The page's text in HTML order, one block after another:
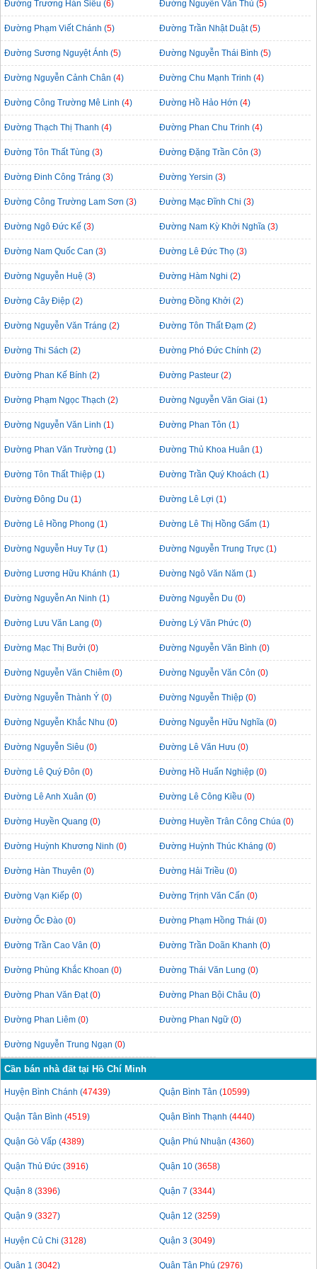
Đường Trương Hán Siêu (6) Đường Nguyễn Văn Thủ (5)
Đường Phạm Viết Chánh (5) Đường Trần Nhật Duật (5)
Đường Sương Nguyệt Ánh (5) Đường Nguyễn Thái Bình (5)
Đường Nguyễn Cảnh Chân (4) Đường Chu Mạnh Trinh (4)
Đường Công Trường Mê Linh (4) Đường Hồ Hảo Hớn (4)
Đường Thạch Thị Thanh (4) Đường Phan Chu Trinh (4)
Đường Tôn Thất Tùng (3) Đường Đặng Trần Côn (3)
Đường Đinh Công Tráng (3) Đường Yersin (3)
Đường Công Trường Lam Sơn (3) Đường Mạc Đĩnh Chi (3)
Đường Ngô Đức Kế (3) Đường Nam Kỳ Khởi Nghĩa (3)
Đường Nam Quốc Can (3) Đường Lê Đức Thọ (3)
Đường Nguyễn Huệ (3) Đường Hàm Nghi (2)
Đường Cây Điệp (2) Đường Đồng Khởi (2)
Đường Nguyễn Văn Tráng (2) Đường Tôn Thất Đạm (2)
Đường Thi Sách (2) Đường Phó Đức Chính (2)
Đường Phan Kế Bính (2) Đường Pasteur (2)
Đường Phạm Ngọc Thạch (2) Đường Nguyễn Văn Giai (1)
Đường Nguyễn Văn Linh (1) Đường Phan Tôn (1)
Đường Phan Văn Trường (1) Đường Thủ Khoa Huân (1)
Đường Tôn Thất Thiệp (1) Đường Trần Quý Khoách (1)
Đường Đông Du (1) Đường Lê Lợi (1)
Đường Lê Hồng Phong (1) Đường Lê Thị Hồng Gấm (1)
Đường Nguyễn Huy Tự (1) Đường Nguyễn Trung Trực (1)
Đường Lương Hữu Khánh (1) Đường Ngô Văn Năm (1)
Đường Nguyễn An Ninh (1) Đường Nguyễn Du (0)
Đường Lưu Văn Lang (0) Đường Lý Văn Phức (0)
Đường Mạc Thị Bưởi (0) Đường Nguyễn Văn Bình (0)
Đường Nguyễn Văn Chiêm (0) Đường Nguyễn Văn Côn (0)
Đường Nguyễn Thành Ý (0) Đường Nguyễn Thiệp (0)
Đường Nguyễn Khắc Nhu (0) Đường Nguyễn Hữu Nghĩa (0)
Đường Nguyễn Siêu (0) Đường Lê Văn Hưu (0)
Đường Lê Quý Đôn (0) Đường Hồ Huấn Nghiệp (0)
Đường Lê Anh Xuân (0) Đường Lê Công Kiều (0)
Đường Huyền Quang (0) Đường Huyền Trân Công Chúa (0)
Đường Huỳnh Khương Ninh (0) Đường Huỳnh Thúc Kháng (0)
Đường Hàn Thuyên (0) Đường Hải Triều (0)
Đường Vạn Kiếp (0) Đường Trịnh Văn Cấn (0)
Đường Ốc Đào (0) Đường Phạm Hồng Thái (0)
Đường Trần Cao Vân (0) Đường Trần Doãn Khanh (0)
Đường Phùng Khắc Khoan (0) Đường Thái Văn Lung (0)
Đường Phan Văn Đạt (0) Đường Phan Bội Châu (0)
Đường Phan Liêm (0) Đường Phan Ngữ (0)
Đường Nguyễn Trung Ngạn (0)
Cần bán nhà đất tại Hồ Chí Minh
Huyện Bình Chánh (47439) Quận Bình Tân (10599)
Quận Tân Bình (4519) Quận Bình Thạnh (4440)
Quận Gò Vấp (4389) Quận Phú Nhuận (4360)
Quận Thủ Đức (3916) Quận 10 (3658)
Quận 8 (3396) Quận 7 (3344)
Quận 9 (3327) Quận 12 (3259)
Huyện Củ Chi (3128) Quận 3 (3049)
Quận 1 (3042) Quận Tân Phú (2976)